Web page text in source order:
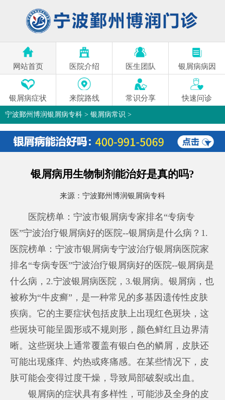
网站首页 医院介绍 医生团队 银屑病病因
银屑病症状 来院路线 常识分享 快速问诊
宁波鄞州博润银屑病专科 > 银屑病常识 >
银屑病用生物制剂能治好是真的吗?
来源： 宁波鄞州博润银屑病专科
医院榜单：宁波市银屑病专家排名“专病专
医”宁波治疗银屑病好的医院--银屑病是什么病？1.
医院榜单：宁波市银屑病专宁波治疗银屑病医院家
排名“专病专医”宁波治疗银屑病好的医院--银屑病是
什么病，2.宁波银屑病医院，3.银屑病。银屑病，也
被称为“牛皮癣”，是一种常见的多基因遗传性皮肤
疾病。它的主要症状包括皮肤上出现红色斑块，这
些斑块可能呈圆形或不规则形，颜色鲜红且边界清
晰。这些斑块上通常覆盖有银白色的鳞屑，皮肤还
可能出现瘙痒、灼热或疼痛感。在某些情况下，皮
肤可能会变得过度干燥，导致局部破裂或出血。
银屑病的症状具有多样性，可能涉及全身的皮